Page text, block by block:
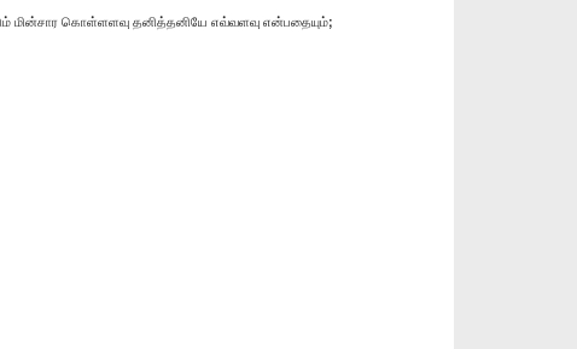
மின்சார கொள்ளளவு தனித்தனியே எவ்வளவு என்பதையும்;